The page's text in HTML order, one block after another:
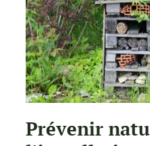
Prévenir